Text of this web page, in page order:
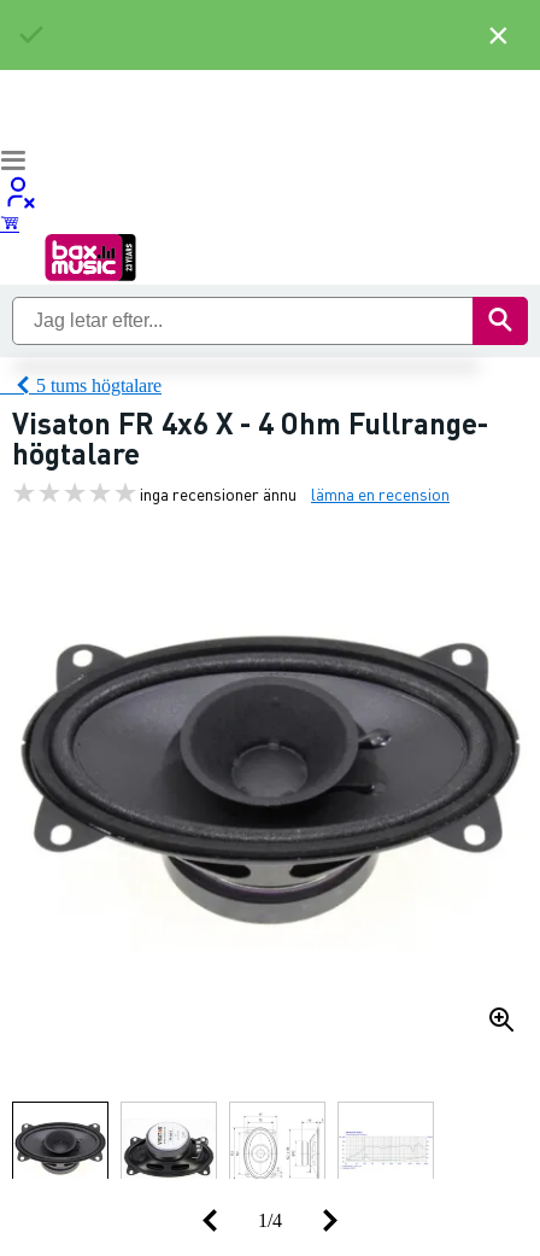
5 tums högtalare
Visaton FR 4x6 X - 4 Ohm Fullrange-
högtalare
inga recensioner ännu lämna en recension
1/4
×